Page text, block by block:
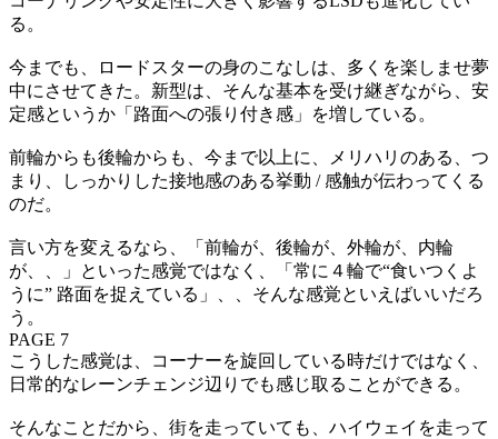
る。
今までも、ロードスターの身のこなしは、多くを楽しませ夢
中にさせてきた。新型は、そんな基本を受け継ぎながら、安
定感というか「路面への張り付き感」を増している。
前輪からも後輪からも、今まで以上に、メリハリのある、つ
まり、しっかりした接地感のある挙動 / 感触が伝わってくる
のだ。
言い方を変えるなら、「前輪が、後輪が、外輪が、内輪
が、、」といった感覚ではなく、「常に４輪で“食いつくよ
うに” 路面を捉えている」、、そんな感覚といえばいいだろ
う。
PAGE 7
こうした感覚は、コーナーを旋回している時だけではなく、
日常的なレーンチェンジ辺りでも感じ取ることができる。
そんなことだから、街を走っていても、ハイウェイを走って